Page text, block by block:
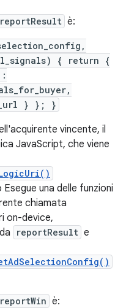
reportResult è:
{ return {
} }; }
vincente, il
JavaScript, che viene
una delle funzioni
chiamata
on-device,
reportResult e
reportWin è: